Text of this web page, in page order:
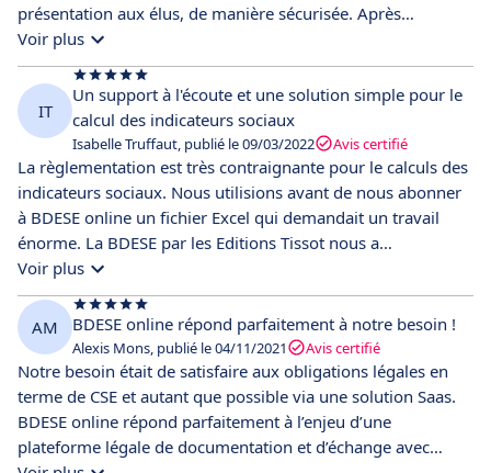
présentation aux élus, de manière sécurisée. Après
consultation et démonstrations auprès de différents
éditeurs, notre choix s’est porté vers BDESE online, solution
qui répondait en termes de qualité/coût/présentation à nos
critères de sélection. Le fait que BDESE online était adossé
aux Editions TISSOT était également un gage de confiance.
La solution nous permet d’importer facilement les éléments
de DSN et de réaliser de manière automatique et récurrente
tous les calculs liés aux indicateurs sociaux. Nous avons
aussi constaté que le support technique était réactif, mais
aussi que la solution était mise à jour en termes de
fonctionnalités, ce qui là encore, nous permet des
anticipations futures.
Voir plus
IT
Un support à l'écoute et une solution simple pour le
calcul des indicateurs sociaux
Isabelle Truffaut, publié le 09/03/2022 Avis certifié
La règlementation est très contraignante pour le calculs des
indicateurs sociaux. Nous utilisions avant de nous abonner
à BDESE online un fichier Excel qui demandait un travail
énorme. La BDESE par les Editions Tissot nous a
grandement facilité le calcul des indicateurs. On transfert la
DSN tous les mois et le calcul se fait seul. On n’a plus qu’à
vérifier les indicateurs calculés et les publier. Nous avons
également suivi un webinaire pour la BDESE. Une réponse
très rapide de la part du support a été apportée avec des
explications claires.
Voir plus
AM BDESE online répond parfaitement à notre besoin !
Alexis Mons, publié le 04/11/2021 Avis certifié
Notre besoin était de satisfaire aux obligations légales en
terme de CSE et autant que possible via une solution Saas.
BDESE online répond parfaitement à l’enjeu d’une
plateforme légale de documentation et d’échange avec